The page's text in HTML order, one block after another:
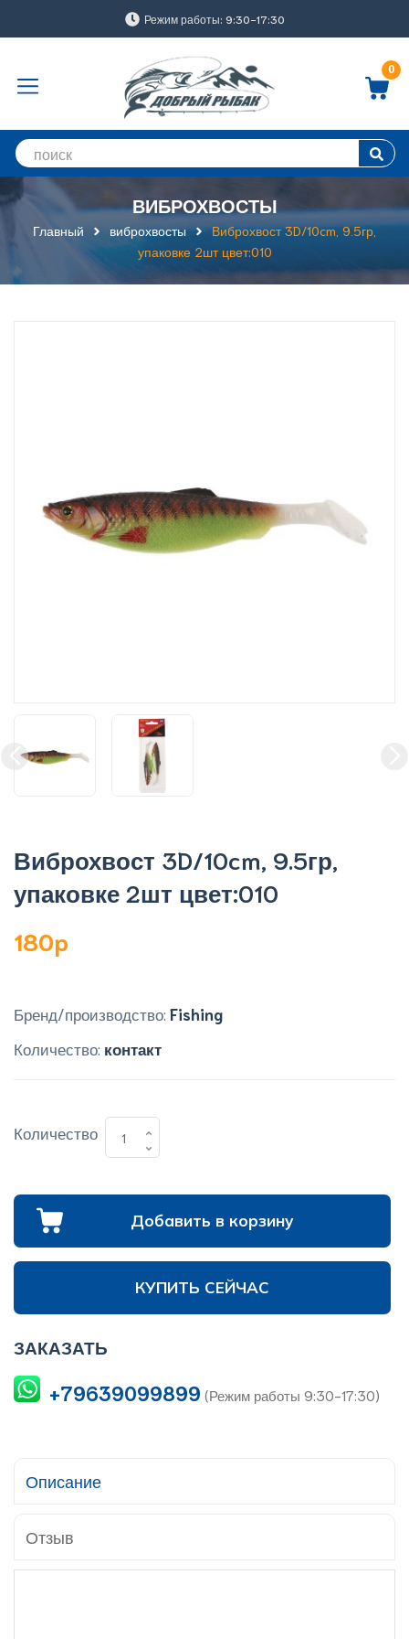
Режим работы: 9:30-17:30
0
ВИБРОХВОСТЫ
Главный виброхвосты
Виброхвост 3D/10cm, 9.5гр,
упаковке 2шт цвет:010
Виброхвост 3D/10cm, 9.5гр,
упаковке 2шт цвет:010
180p
Бренд/производство: Fishing
Количество: контакт
Количество
Добавить в корзину
КУПИТЬ СЕЙЧАС
ЗАКАЗАТЬ
+79639099899 (Режим работы 9:30-17:30)
Описание
Отзыв